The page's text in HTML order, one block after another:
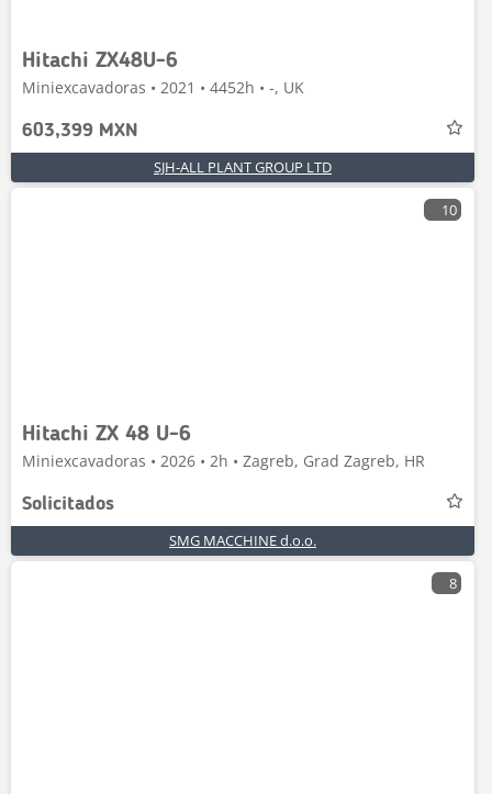
Hitachi ZX48U-6
Miniexcavadoras • 2021 • 4452h • -, UK
603,399 MXN
SJH-ALL PLANT GROUP LTD
10
Hitachi ZX 48 U-6
Miniexcavadoras • 2026 • 2h • Zagreb, Grad Zagreb, HR
Solicitados
SMG MACCHINE d.o.o.
8